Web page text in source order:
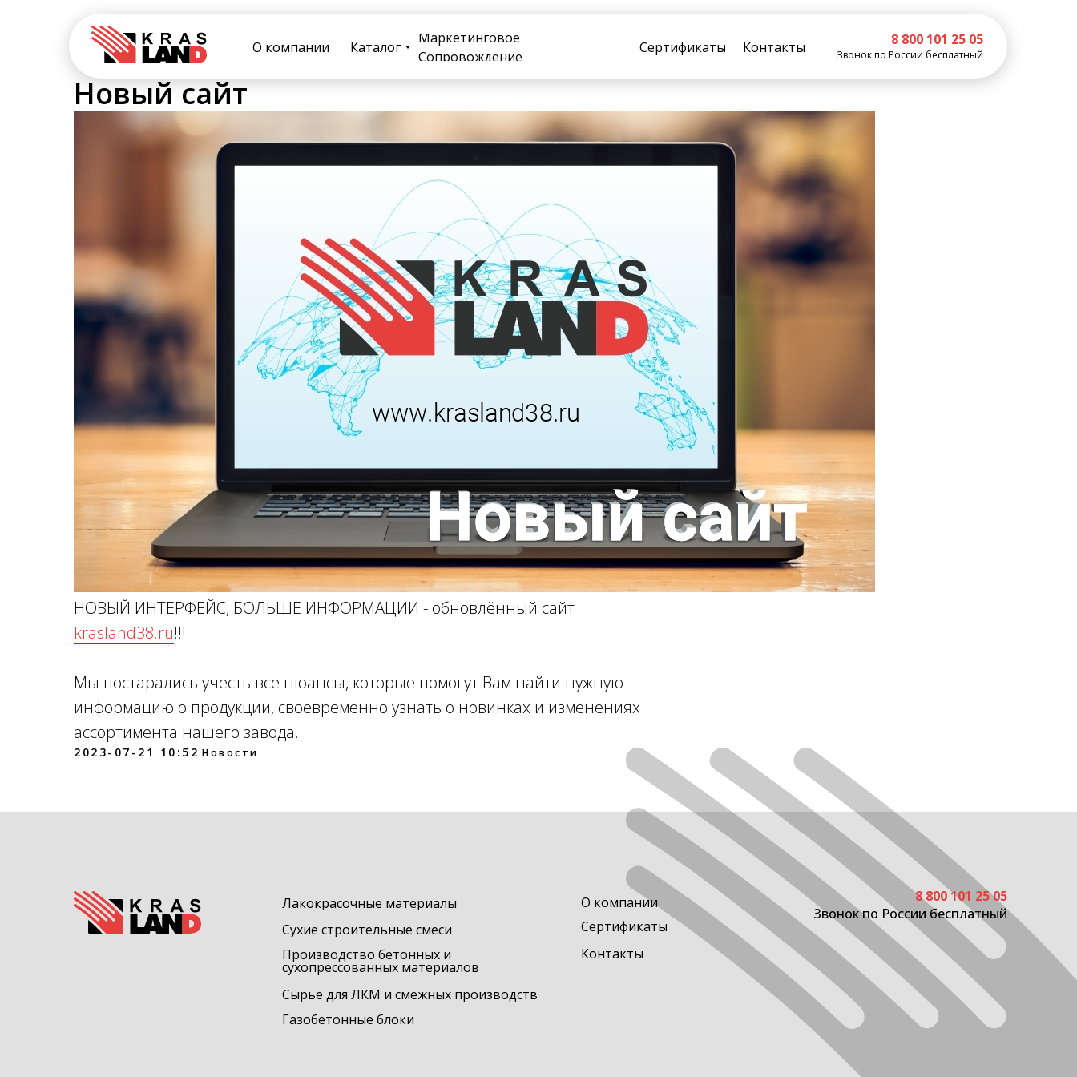
О компании Каталог Сертификаты Контакты 8 800 101 25 05
Звонок по России бесплатный
Маркетинговое
Сопровождение
Новый сайт
НОВЫЙ ИНТЕРФЕЙС, БОЛЬШЕ ИНФОРМАЦИИ - обновлённый сайт
krasland38.ru!!!
Мы постарались учесть все нюансы, которые помогут Вам найти нужную
информацию о продукции, своевременно узнать о новинках и изменениях
ассортимента нашего завода.
2023-07-21 10:52 Новости
Лакокрасочные материалы
Сухие строительные смеси
Сырье для ЛКМ и смежных производств
Производство бетонных и
сухопрессованных материалов
Газобетонные блоки
О компании
Сертификаты
Контакты
8 800 101 25 05
Звонок по России бесплатный